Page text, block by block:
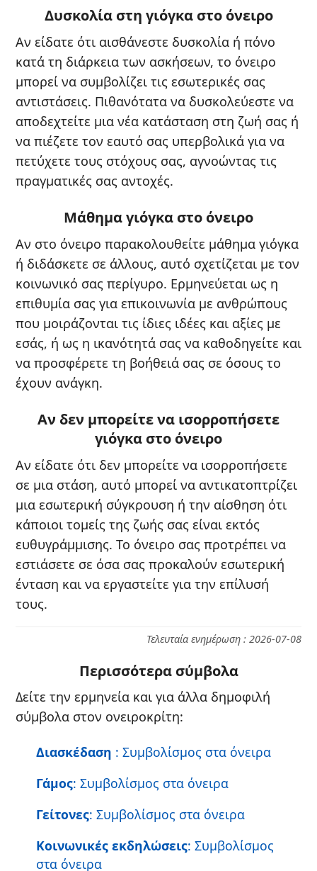
Δυσκολία στη γιόγκα στο όνειρο
Αν είδατε ότι αισθάνεστε δυσκολία ή πόνο
κατά τη διάρκεια των ασκήσεων, το όνειρο
μπορεί να συμβολίζει τις εσωτερικές σας
αντιστάσεις. Πιθανότατα να δυσκολεύεστε να
αποδεχτείτε μια νέα κατάσταση στη ζωή σας ή
να πιέζετε τον εαυτό σας υπερβολικά για να
πετύχετε τους στόχους σας, αγνοώντας τις
πραγματικές σας αντοχές.
Μάθημα γιόγκα στο όνειρο
Αν στο όνειρο παρακολουθείτε μάθημα γιόγκα
ή διδάσκετε σε άλλους, αυτό σχετίζεται με τον
κοινωνικό σας περίγυρο. Ερμηνεύεται ως η
επιθυμία σας για επικοινωνία με ανθρώπους
που μοιράζονται τις ίδιες ιδέες και αξίες με
εσάς, ή ως η ικανότητά σας να καθοδηγείτε και
να προσφέρετε τη βοήθειά σας σε όσους το
έχουν ανάγκη.
Αν δεν μπορείτε να ισορροπήσετε
γιόγκα στο όνειρο
Αν είδατε ότι δεν μπορείτε να ισορροπήσετε
σε μια στάση, αυτό μπορεί να αντικατοπτρίζει
μια εσωτερική σύγκρουση ή την αίσθηση ότι
κάποιοι τομείς της ζωής σας είναι εκτός
ευθυγράμμισης. Το όνειρο σας προτρέπει να
εστιάσετε σε όσα σας προκαλούν εσωτερική
ένταση και να εργαστείτε για την επίλυσή
τους.
Τελευταία ενημέρωση : 2026-07-08
Περισσότερα σύμβολα
Δείτε την ερμηνεία και για άλλα δημοφιλή
σύμβολα στον ονειροκρίτη:
Διασκέδαση : Συμβολίσμος στα όνειρα
Γάμος: Συμβολίσμος στα όνειρα
Γείτονες: Συμβολίσμος στα όνειρα
Κοινωνικές εκδηλώσεις: Συμβολίσμος
στα όνειρα